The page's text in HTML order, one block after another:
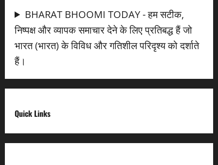
BHARAT BHOOMI TODAY - हम सटीक,
निष्पक्ष और व्यापक समाचार देने के लिए प्रतिबद्ध हैं जो
भारत (भारत) के विविध और गतिशील परिदृश्य को दर्शाते
हैं।
Quick Links